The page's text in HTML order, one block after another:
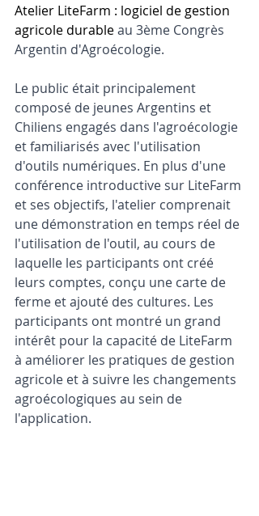
Atelier LiteFarm : logiciel de gestion
agricole durable au 3ème Congrès
Argentin d'Agroécologie.
Le public était principalement
composé de jeunes Argentins et
Chiliens engagés dans l'agroécologie
et familiarisés avec l'utilisation
d'outils numériques. En plus d'une
conférence introductive sur LiteFarm
et ses objectifs, l'atelier comprenait
une démonstration en temps réel de
l'utilisation de l'outil, au cours de
laquelle les participants ont créé
leurs comptes, conçu une carte de
ferme et ajouté des cultures. Les
participants ont montré un grand
intérêt pour la capacité de LiteFarm
à améliorer les pratiques de gestion
agricole et à suivre les changements
agroécologiques au sein de
l'application.